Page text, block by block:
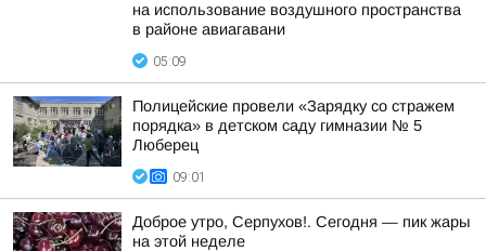
на использование воздушного пространства
в районе авиагавани
05:09
Полицейские провели «Зарядку со стражем
порядка» в детском саду гимназии № 5
Люберец
09:01
Доброе утро, Серпухов!. Сегодня — пик жары
на этой неделе